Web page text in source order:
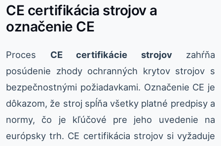
CE certifikácia strojov a
označenie CE
Proces CE certifikácie strojovzahŕňa
posúdenie zhody ochranných krytov strojov s
bezpečnostnými požiadavkami. Označenie CE je
dôkazom, že stroj spĺňa všetky platné predpisy a
normy, čo je kľúčové pre jeho uvedenie na
európsky trh. CE certifikácia strojov si vyžaduje